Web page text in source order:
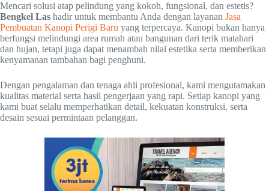
Mencari solusi atap pelindung yang kokoh, fungsional, dan estetis?
Bengkel Las hadir untuk membantu Anda dengan layanan Jasa
Pembuatan Kanopi Perigi Baru yang terpercaya. Kanopi bukan hanya
berfungsi melindungi area rumah atau bangunan dari terik matahari
dan hujan, tetapi juga dapat menambah nilai estetika serta memberikan
kenyamanan tambahan bagi penghuni.
Dengan pengalaman dan tenaga ahli profesional, kami mengutamakan
kualitas material serta hasil pengerjaan yang rapi. Setiap kanopi yang
kami buat selalu memperhatikan detail, kekuatan konstruksi, serta
desain sesuai permintaan pelanggan.